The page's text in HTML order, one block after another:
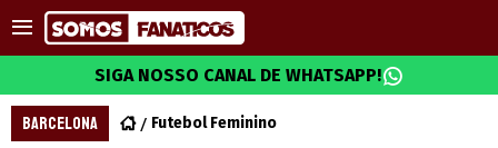
SIGA NOSSO CANAL DE WHATSAPP!
BARCELONA Futebol Feminino